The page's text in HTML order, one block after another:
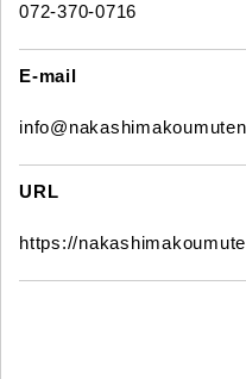
072-370-0716
E-mail
URL
https://